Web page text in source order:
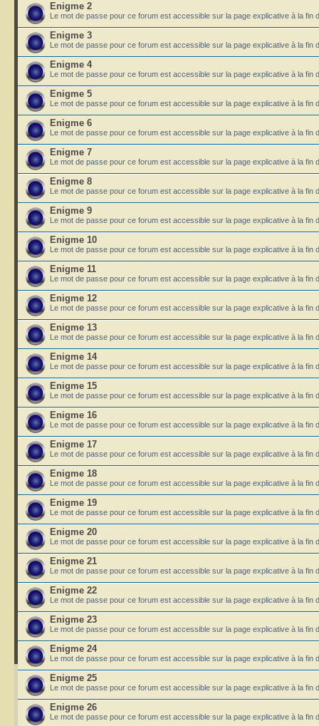
Enigme 2
Le mot de passe pour ce forum est accessible sur la page explicative à la fin
Enigme 3
Le mot de passe pour ce forum est accessible sur la page explicative à la fin
Enigme 4
Le mot de passe pour ce forum est accessible sur la page explicative à la fin
Enigme 5
Le mot de passe pour ce forum est accessible sur la page explicative à la fin
Enigme 6
Le mot de passe pour ce forum est accessible sur la page explicative à la fin
Enigme 7
Le mot de passe pour ce forum est accessible sur la page explicative à la fin
Enigme 8
Le mot de passe pour ce forum est accessible sur la page explicative à la fin
Enigme 9
Le mot de passe pour ce forum est accessible sur la page explicative à la fin
Enigme 10
Le mot de passe pour ce forum est accessible sur la page explicative à la fin
Enigme 11
Le mot de passe pour ce forum est accessible sur la page explicative à la fin
Enigme 12
Le mot de passe pour ce forum est accessible sur la page explicative à la fin
Enigme 13
Le mot de passe pour ce forum est accessible sur la page explicative à la fin
Enigme 14
Le mot de passe pour ce forum est accessible sur la page explicative à la fin
Enigme 15
Le mot de passe pour ce forum est accessible sur la page explicative à la fin
Enigme 16
Le mot de passe pour ce forum est accessible sur la page explicative à la fin
Enigme 17
Le mot de passe pour ce forum est accessible sur la page explicative à la fin
Enigme 18
Le mot de passe pour ce forum est accessible sur la page explicative à la fin
Enigme 19
Le mot de passe pour ce forum est accessible sur la page explicative à la fin
Enigme 20
Le mot de passe pour ce forum est accessible sur la page explicative à la fin
Enigme 21
Le mot de passe pour ce forum est accessible sur la page explicative à la fin
Enigme 22
Le mot de passe pour ce forum est accessible sur la page explicative à la fin
Enigme 23
Le mot de passe pour ce forum est accessible sur la page explicative à la fin
Enigme 24
Le mot de passe pour ce forum est accessible sur la page explicative à la fin
Enigme 25
Le mot de passe pour ce forum est accessible sur la page explicative à la fin
Enigme 26
Le mot de passe pour ce forum est accessible sur la page explicative à la fin